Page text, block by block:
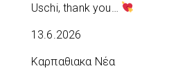
Uschi, thank you…
13.6.2026
Καρπαθιακα Νέα